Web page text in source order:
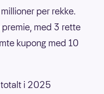
per rekke.
med 3 rette
kupong med 10
i 2025